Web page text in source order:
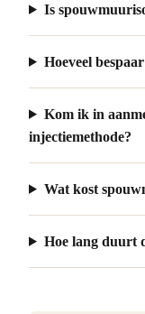
Is
Hoeveel
Kom ik in
injectiemethode?
Wat kost
Hoe lang duurt